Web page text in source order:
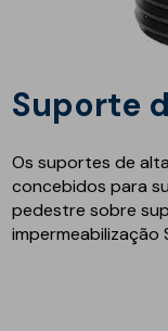
Suporte
Os suportes de
concebidos para
pedestre sobre
impermeabilização